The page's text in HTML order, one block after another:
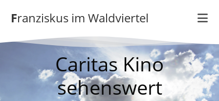
Inhalt
springenFranziskus im Waldviertel
Caritas Kino
sehenswert